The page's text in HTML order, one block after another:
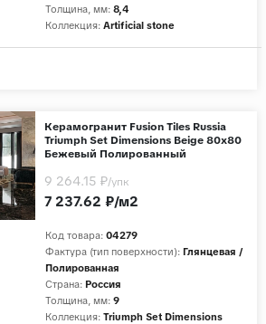
Иран
Испания
Толщина, мм: 8,4
Коллекция: Artificial stone
Керамогранит Fusion Tiles Russia
Triumph Set Dimensions Beige 80x80
Бежевый Полированный
Код товара: 04279
Фактура (тип поверхности): Глянцевая /
Полированная
Страна: Россия
Толщина, мм: 9
Коллекция: Triumph Set Dimensions
7 237.62 ₽/м2
9 264.15 ₽/упк